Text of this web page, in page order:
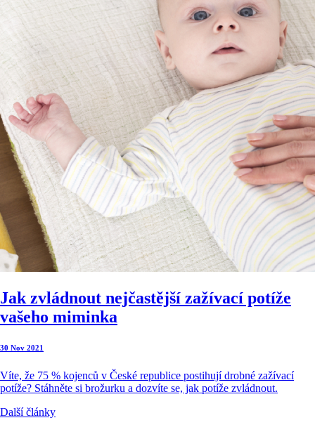
Jak zvládnout nejčastější zažívací potíže
vašeho miminka
30 Nov 2021
Víte, že 75 % kojenců v České republice postihují drobné zažívací
potíže? Stáhněte si brožurku a dozvíte se, jak potíže zvládnout.
Další články